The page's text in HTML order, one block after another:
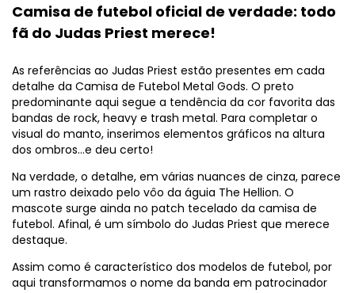
Camisa de futebol oficial de verdade: todo
fã do Judas Priest merece!
As referências ao Judas Priest estão presentes em cada
detalhe da Camisa de Futebol Metal Gods. O preto
predominante aqui segue a tendência da cor favorita das
bandas de rock, heavy e trash metal. Para completar o
visual do manto, inserimos elementos gráficos na altura
dos ombros…e deu certo!
Na verdade, o detalhe, em várias nuances de cinza, parece
um rastro deixado pelo vôo da águia The Hellion. O
mascote surge ainda no patch tecelado da camisa de
futebol. Afinal, é um símbolo do Judas Priest que merece
destaque.
Assim como é característico dos modelos de futebol, por
aqui transformamos o nome da banda em patrocinador